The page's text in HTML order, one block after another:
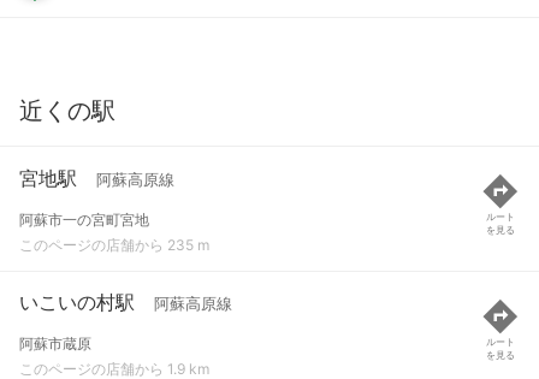
近くの駅
宮地駅 阿蘇高原線
阿蘇市一の宮町宮地
このページの店舗から 235 m
ルート
を見る
いこいの村駅 阿蘇高原線
阿蘇市蔵原
このページの店舗から 1.9 km
ルート
を見る